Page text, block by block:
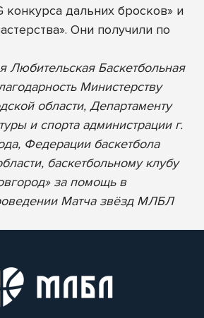
конкурса дальних бросков» и
Они получили по
Любительская Баскетбольная
Министерству
области, Департаменту
и спорта администрации г.
Федерации баскетбола
баскетбольному клубу
за помощь в
Матча звёзд МЛБЛ